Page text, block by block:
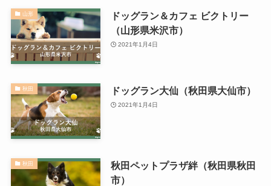
山形
ドッグラン＆カフェ ビクトリー
（山形県米沢市）
2021年1月4日
秋田 ドッグラン大仙（秋田県大仙市）
2021年1月4日
秋田
秋田ペットプラザ絆（秋田県秋田
市）